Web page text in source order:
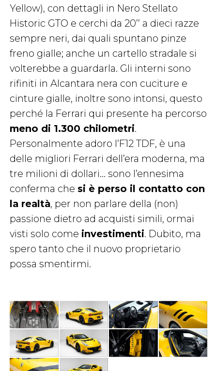
Yellow), con dettagli in Nero Stellato
Historic GTO e cerchi da 20’’ a dieci razze
sempre neri, dai quali spuntano pinze
freno gialle; anche un cartello stradale si
volterebbe a guardarla. Gli interni sono
rifiniti in Alcantara nera con cuciture e
cinture gialle, inoltre sono intonsi, questo
perché la Ferrari qui presente ha percorso
meno di 1.300 chilometri.
Personalmente adoro l’F12 TDF, è una
delle migliori Ferrari dell’era moderna, ma
tre milioni di dollari… sono l’ennesima
conferma che si è perso il contatto con
la realtà, per non parlare della (non)
passione dietro ad acquisti simili, ormai
visti solo come investimenti. Dubito, ma
spero tanto che il nuovo proprietario
possa smentirmi.